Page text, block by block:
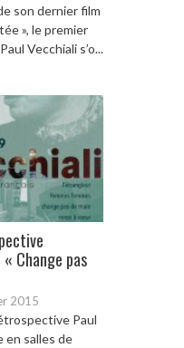
son dernier film
», le premier
Vecchiali s’o...
Change pas
2015
Paul
en salles de